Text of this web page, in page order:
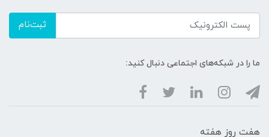
ثبت‌نام
ما را در شبکه‌های اجتماعی دنبال کنید:
هفت روز هفته